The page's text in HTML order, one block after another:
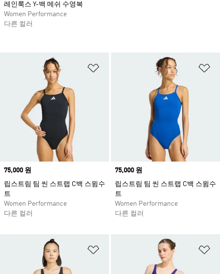
위시리스트 담기
Price
75,000 원
립스트림 팀 씬 스트랩 C백 스윔수
트
Women Performance
다른 컬러
Price
75,000 원
립스트림 팀 씬 스트랩 C백 스윔수
트
Women Performance
다른 컬러
위시리스트 담기
레인룩스 Y-백 메쉬 수영복
Women Performance
다른 컬러